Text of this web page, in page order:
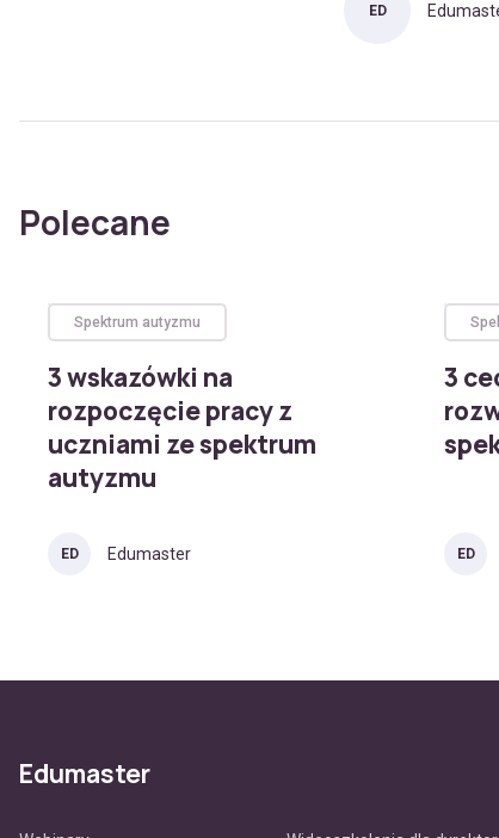
ED
Polecane
Spektrum autyzmu
3 wskazówki na
rozpoczęcie pracy z
uczniami ze spektrum
autyzmu
ED Edumaster
3
ED
Edumaster